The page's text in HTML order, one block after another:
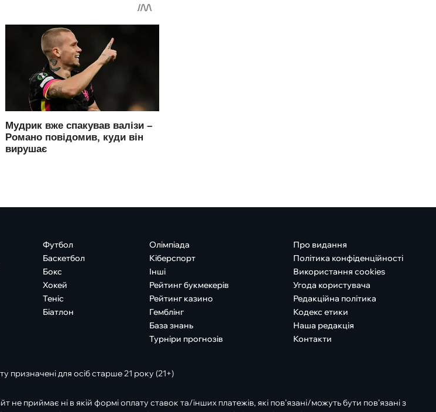
Футбол
Баскетбол
Бокс
Хокей
Теніс
Біатлон
Олімпіада
Кіберспорт
Інші
Рейтинг букмекерів
Рейтинг казино
Гемблінг
База знань
Турніри прогнозів
Про видання
Політика конфіденційності
Використання cookies
Угода користувача
Редакційна політика
Кодекс етики
Наша редакція
Контакти
призначені для осіб старше 21 року (21+)
приймає ні в якій формі оплату ставок та/інших платежів, які пов’язані/можуть бути пов’язані з